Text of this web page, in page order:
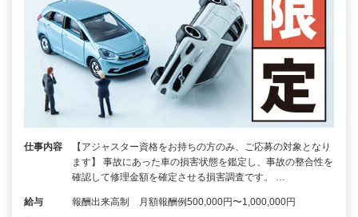
仕事内容
【アジャスター資格をお持ちの方のみ、ご応募の対象となり
ます】 事故にあった車の損害状態を鑑定し、事故の整合性を
確認して修理金額を確定させる損害調査です。 …
給与 報酬出来高制 月額報酬例500,000円〜1,000,000円